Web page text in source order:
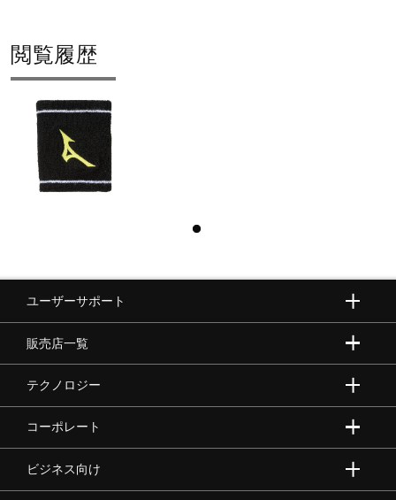
閲覧履歴
ユーザーサポート
販売店一覧
テクノロジー
コーポレート
ビジネス向け